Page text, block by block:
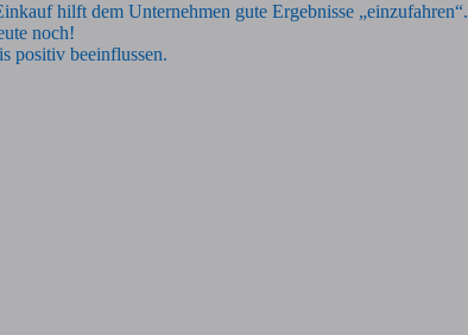
hilft dem Unternehmen gute Ergebnisse „einzufahren“.
noch!
positiv beeinflussen.